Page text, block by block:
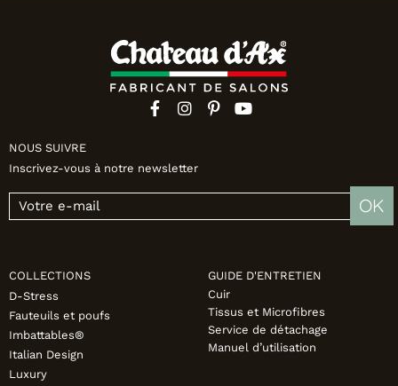
NOUS SUIVRE
Inscrivez-vous à notre newsletter
OK
COLLECTIONS
D-Stress
Fauteuils et poufs
Imbattables®
Italian Design
Luxury
GUIDE D'ENTRETIEN
Cuir
Tissus et Microfibres
Service de détachage
Manuel d’utilisation